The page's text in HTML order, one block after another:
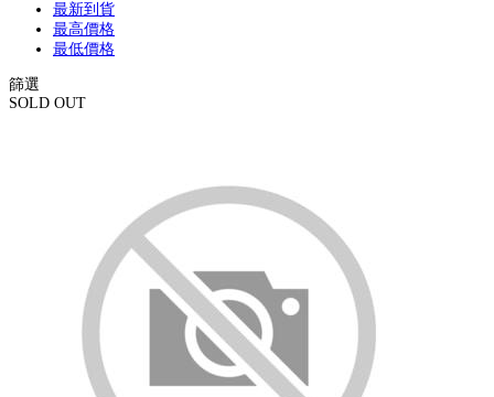
最新到貨
最高價格
最低價格
篩選
SOLD OUT